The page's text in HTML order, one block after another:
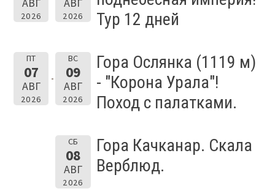
2026 2026
Тур 12 дней
ПТ
07
АВГ
2026
ВС
09
АВГ
2026
Гора Ослянка (1119 м)
- "Корона Урала"!
Поход с палатками.
СБ
08
АВГ
2026
Гора Качканар. Скала
Верблюд.